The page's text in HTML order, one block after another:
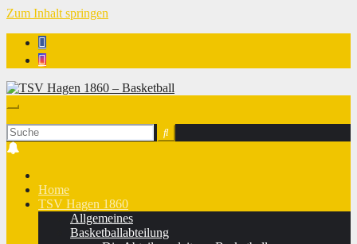
Zum Inhalt springen
Home
TSV Hagen 1860
Allgemeines
Basketballabteilung